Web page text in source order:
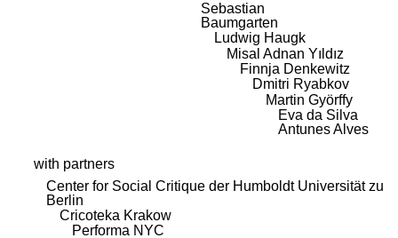
Sebastian
Baumgarten
Ludwig Haugk
Misal Adnan Yıldız
Finnja Denkewitz
Dmitri Ryabkov
Martin Györffy
Eva da Silva
Antunes Alves
with partners
Center for Social Critique der Humboldt Universität zu
Berlin
Cricoteka Krakow
Performa NYC